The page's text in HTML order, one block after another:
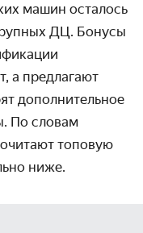
машин осталось
ДЦ. Бонусы
а предлагают
дополнительное
По словам
топовую
ниже.